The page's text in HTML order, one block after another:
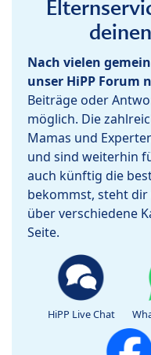
Nach vielen
unser HiPP Forum
Beiträge oder
möglich. Die
Mamas und
und sind weiterhin
auch künftig die
bekommst, steht
über verschiedene
Seite.
HiPP Live Chat